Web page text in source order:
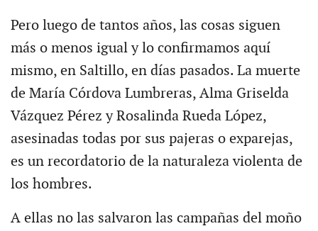
Pero luego de tantos años, las cosas siguen
más o menos igual y lo confirmamos aquí
mismo, en Saltillo, en días pasados. La muerte
de María Córdova Lumbreras, Alma Griselda
Vázquez Pérez y Rosalinda Rueda López,
asesinadas todas por sus pajeras o exparejas,
es un recordatorio de la naturaleza violenta de
los hombres.
A ellas no las salvaron las campañas del moño